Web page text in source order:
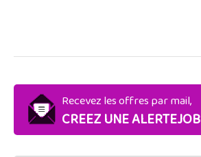
Recevez les offres par mail,
CREEZ UNE ALERTEJOB